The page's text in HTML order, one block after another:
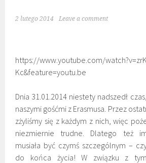
2 lutego 2014 Leave a comment
https://www.youtube.com/
Kc&feature=youtu.be
Dnia 31.01.2014 niestety nadszedł
naszymi gośćmi z Erasmusa. Przez
zżyliśmy się z każdym z nich, więc
niezmiernie trudne. Dlatego też
musiała być czymś szczególnym –
do końca życia! W związku z tym